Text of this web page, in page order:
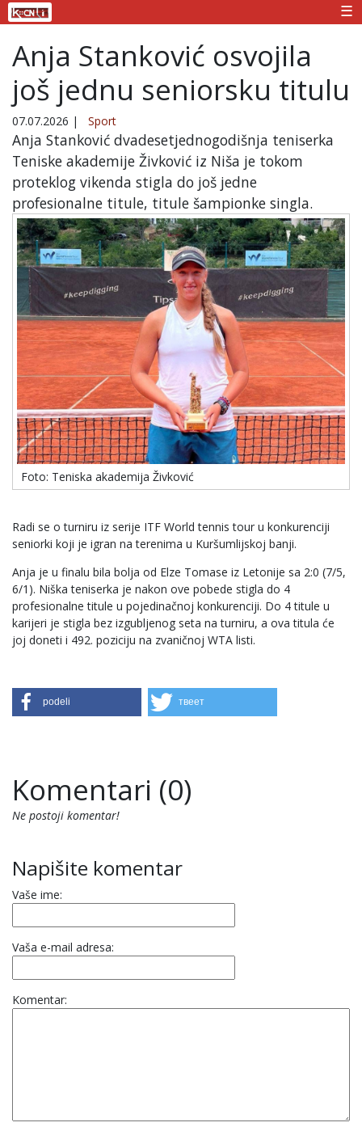
☰
Anja Stanković osvojila
još jednu seniorsku titulu
07.07.2026 | Sport
Anja Stanković dvadesetjednogodišnja teniserka
Teniske akademije Živković iz Niša je tokom
proteklog vikenda stigla do još jedne
profesionalne titule, titule šampionke singla.
Foto: Teniska akademija Živković
Radi se o turniru iz serije ITF World tennis tour u konkurenciji
seniorki koji je igran na terenima u Kuršumlijskoj banji.
Anja je u finalu bila bolja od Elze Tomase iz Letonije sa 2:0 (7/5,
6/1). Niška teniserka je nakon ove pobede stigla do 4
profesionalne titule u pojedinačnoj konkurenciji. Do 4 titule u
karijeri je stigla bez izgubljenog seta na turniru, a ova titula će
joj doneti i 492. poziciju na zvaničnoj WTA listi.
podeli твеет
Komentari (0)
Ne postoji komentar!
Napišite komentar
Vaše ime:
Vaša e-mail adresa:
Komentar: